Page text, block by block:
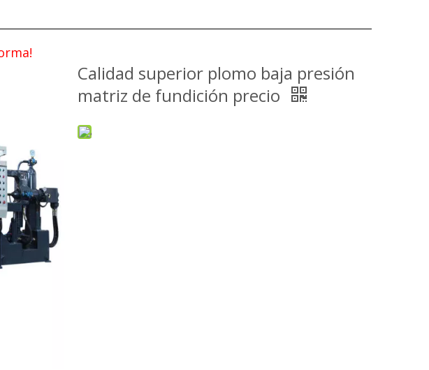
Calidad superior plomo baja presión
matriz de fundición precio